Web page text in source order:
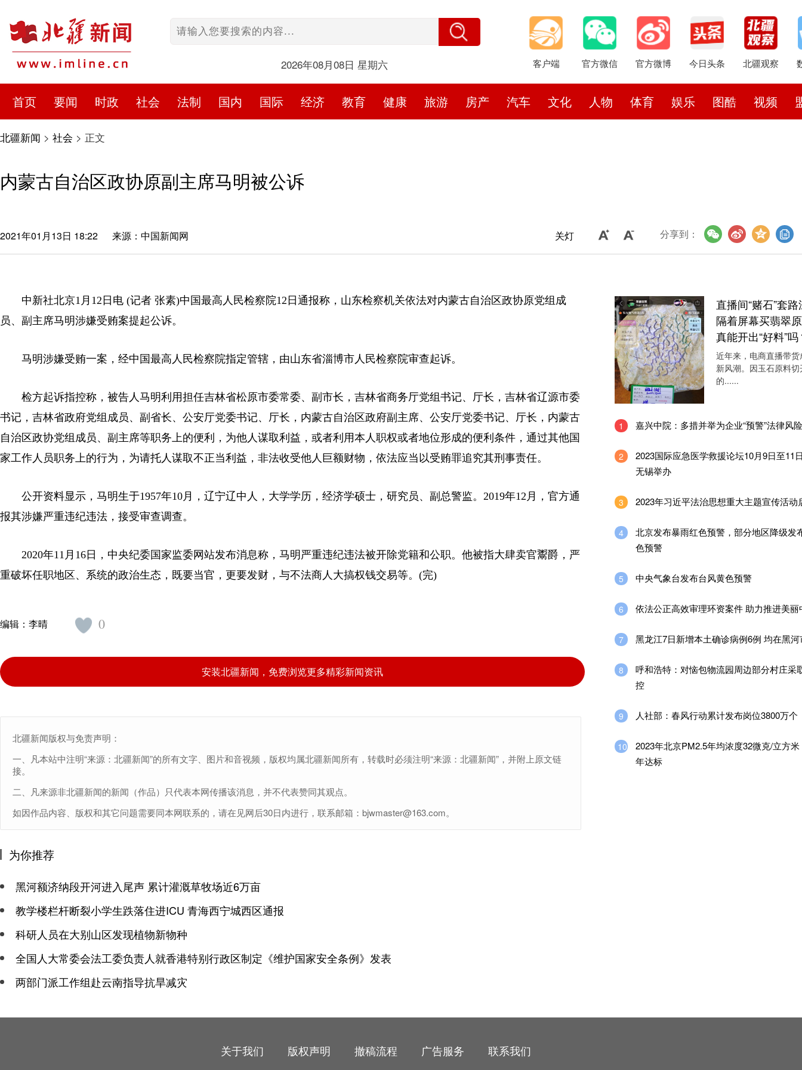
2026年08月08日 星期六 客户端 官方微信 官方微博 今日头条 北疆观察
首页 要闻 时政 社会 法制 国内 国际 经济 教育 健康 旅游 房产 汽车 文化 人物 体育 娱乐 图酷 视频
北疆新闻 > 社会 > 正文
内蒙古自治区政协原副主席马明被公诉
2021年01月13日 18:22 来源：中国新闻网 关灯 分享到：
中新社北京1月12日电 (记者 张素)中国最高人民检察院12日通报称，山东检察机关依法对内蒙古自治区政协原党组成
员、副主席马明涉嫌受贿案提起公诉。
马明涉嫌受贿一案，经中国最高人民检察院指定管辖，由山东省淄博市人民检察院审查起诉。
检方起诉指控称，被告人马明利用担任吉林省松原市委常委、副市长，吉林省商务厅党组书记、厅长，吉林省辽源市委
书记，吉林省政府党组成员、副省长、公安厅党委书记、厅长，内蒙古自治区政府副主席、公安厅党委书记、厅长，内蒙古
自治区政协党组成员、副主席等职务上的便利，为他人谋取利益，或者利用本人职权或者地位形成的便利条件，通过其他国
家工作人员职务上的行为，为请托人谋取不正当利益，非法收受他人巨额财物，依法应当以受贿罪追究其刑事责任。
公开资料显示，马明生于1957年10月，辽宁辽中人，大学学历，经济学硕士，研究员、副总警监。2019年12月，官方通
报其涉嫌严重违纪违法，接受审查调查。
2020年11月16日，中央纪委国家监委网站发布消息称，马明严重违纪违法被开除党籍和公职。他被指大肆卖官鬻爵，严
重破坏任职地区、系统的政治生态，既要当官，更要发财，与不法商人大搞权钱交易等。(完)
编辑： 李晴 0
安装北疆新闻，免费浏览更多精彩新闻资讯
北疆新闻版权与免责声明：
一、凡本站中注明“来源：北疆新闻”的所有文字、图片和音视频，版权均属北疆新闻所有，转载时必须注明“来源：北疆新闻”，并附上原文链
接。
二、凡来源非北疆新闻的新闻（作品）只代表本网传播该消息，并不代表赞同其观点。
如因作品内容、版权和其它问题需要同本网联系的，请在见网后30日内进行，联系邮箱：bjwmaster@163.com。
为你推荐
黑河额济纳段开河进入尾声 累计灌溉草牧场近6万亩
教学楼栏杆断裂小学生跌落住进ICU 青海西宁城西区通报
科研人员在大别山区发现植物新物种
全国人大常委会法工委负责人就香港特别行政区制定《维护国家安全条例》发表
两部门派工作组赴云南指导抗旱减灾
直播间“赌石”套
隔着屏幕买翡翠
真能开出“好料”吗
近年来，电商直播带货
新风潮。因玉石原料切
的......
1 嘉兴中院：多措并举为企业“预警”法律风险
2
2023国际应急医学救援论坛10月9日至11
无锡举办
3 2023年习近平法治思想重大主题宣传活动
4
北京发布暴雨红色预警，部分地区降级发
色预警
5 中央气象台发布台风黄色预警
6 依法公正高效审理环资案件 助力推进美丽
7 黑龙江7日新增本土确诊病例6例 均在黑
8
呼和浩特：对恼包物流园周边部分村庄采
控
9 人社部：春风行动累计发布岗位3800万个
10
2023年北京PM2.5年均浓度32微克/立方
年达标
关于我们 版权声明 撤稿流程 广告服务 联系我们